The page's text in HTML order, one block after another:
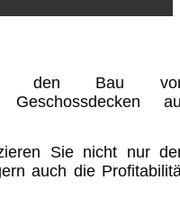
den Bau
Geschossdecken
Sie nicht nur
auch die